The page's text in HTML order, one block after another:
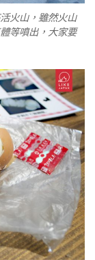
火山，雖然火山
等噴出，大家要